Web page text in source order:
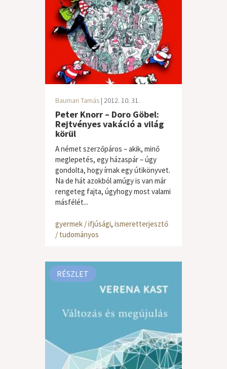
Bauman Tamás | 2012. 10. 31.
Peter Knorr – Doro Göbel:
Rejtvényes vakáció a világ
körül
A német szerzőpáros – akik, minő
meglepetés, egy házaspár – úgy
gondolta, hogy írnak egy útikönyvet.
Na de hát azokból amúgy is van már
rengeteg fajta, úgyhogy most valami
másfélét...
gyermek / ifjúsági, ismeretterjesztő
/ tudományos
RÉSZLET